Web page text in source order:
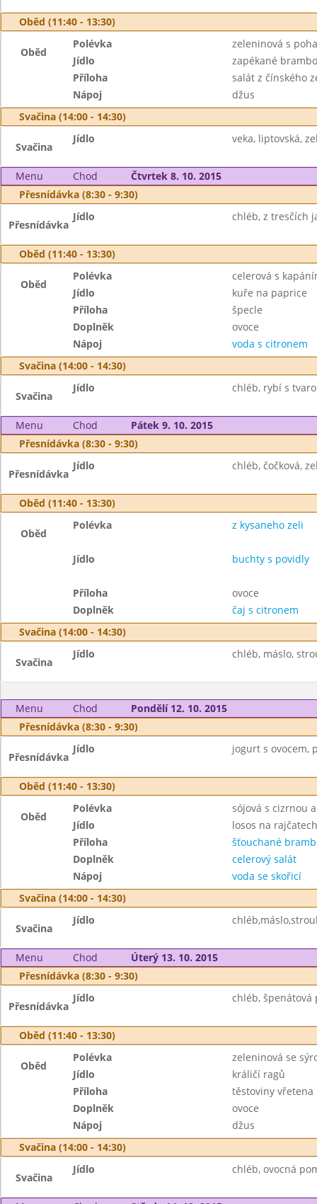
Oběd (11:40 - 13:30)
Oběd
Polévka
zeleninová s
Jídlo
zapékané
Příloha
salát z čínského
Nápoj
džus
Svačina (14:00 - 14:30)
Svačina
Jídlo veka, liptovská,
Menu Chod
Čtvrtek 8. 10. 2015
Přesnídávka (8:30 - 9:30)
Přesnídávka
Jídlo chléb, z tresčích
Oběd (11:40 - 13:30)
Oběd
Polévka
celerová s
Jídlo
kuře na paprice
Příloha
špecle
Doplněk
ovoce
Nápoj
voda s citronem
Svačina (14:00 - 14:30)
Svačina
Jídlo chléb, rybí s
Menu Chod
Pátek 9. 10. 2015
Přesnídávka (8:30 - 9:30)
Přesnídávka
Jídlo chléb, čočková,
Oběd (11:40 - 13:30)
Oběd
Polévka z kysaneho zeli
Jídlo buchty s povidly
Příloha
ovoce
Doplněk
čaj s citronem
Svačina (14:00 - 14:30)
Svačina
Jídlo chléb, máslo,
Menu Chod
Pondělí 12. 10. 2015
Přesnídávka (8:30 - 9:30)
Přesnídávka
Jídlo jogurt s ovocem,
Oběd (11:40 - 13:30)
Oběd
Polévka
sójová s cizrnou
Jídlo
losos na rajčatech
Příloha
šťouchané
Doplněk
celerový salát
Nápoj
voda se skořicí
Svačina (14:00 - 14:30)
Svačina
Jídlo
Menu Chod
Úterý 13. 10. 2015
Přesnídávka (8:30 - 9:30)
Přesnídávka
Jídlo chléb, špenátová
Oběd (11:40 - 13:30)
Oběd
Polévka
zeleninová se
Jídlo
králičí ragů
Příloha
těstoviny vřetena
Doplněk
ovoce
Nápoj
džus
Svačina (14:00 - 14:30)
Svačina
Jídlo chléb, ovocná